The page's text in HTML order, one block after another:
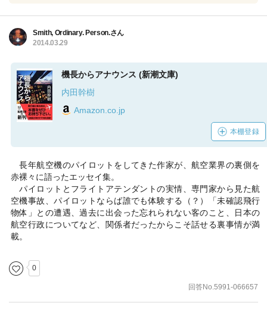
Smith, Ordinary. Person.さん
2014.03.29
機長からアナウンス (新潮文庫)
内田幹樹
Amazon.co.jp
本棚登録
長年航空機のパイロットをしてきた作家が、航空業界の裏側を
赤裸々に語ったエッセイ集。
パイロットとフライトアテンダントの実情、専門家から見た航
空機事故、パイロットならば誰でも体験する（？）「未確認飛行
物体」との遭遇、過去に出会った忘れられない客のこと、日本の
航空行政についてなど、関係者だったからこそ話せる裏事情が満
載。
0
回答No.5991-066657